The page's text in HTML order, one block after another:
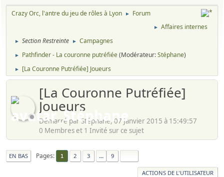
Crazy Orc, l'antre du jeu de rôles à Lyon ► Forum
► Affaires internes
► Section Restreinte ► Campagnes
► Pathfinder - La couronne putréfiée(Modérateur:Stéphane)
► [La Couronne Putréfiée] Joueurs
[La Couronne Putréfiée]
Joueurs
Démarré par Stéphane, 07 Janvier 2015 à 15:49:57
0 Membres et 1 Invité sur ce sujet
EN BAS Pages 1 2 3 ... 9
ACTIONS DE L'UTILISATEUR